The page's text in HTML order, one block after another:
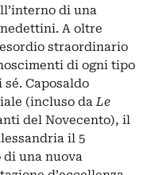
di una
A oltre
straordinario
di ogni tipo
Caposaldo
(incluso daLe
del Novecento), il
il 5
di una nuova